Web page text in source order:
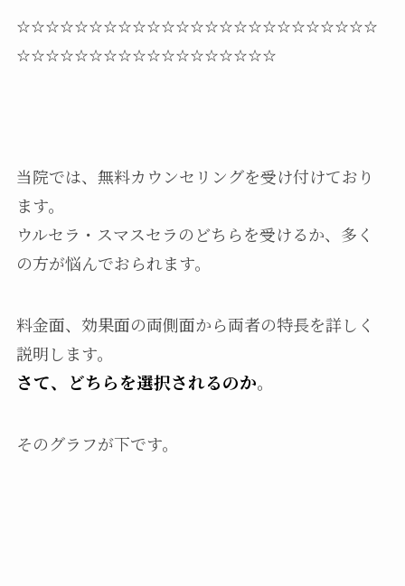
☆☆☆☆☆☆☆☆☆☆☆☆☆☆☆☆☆☆☆☆☆☆☆☆☆
☆☆☆☆☆☆☆☆☆☆☆☆☆☆☆☆☆☆
当院では、無料カウンセリングを受け付けており
ます。
ウルセラ・スマスセラのどちらを受けるか、多く
の方が悩んでおられます。
料金面、効果面の両側面から両者の特長を詳しく
説明します。
さて、どちらを選択されるのか。
そのグラフが下です。